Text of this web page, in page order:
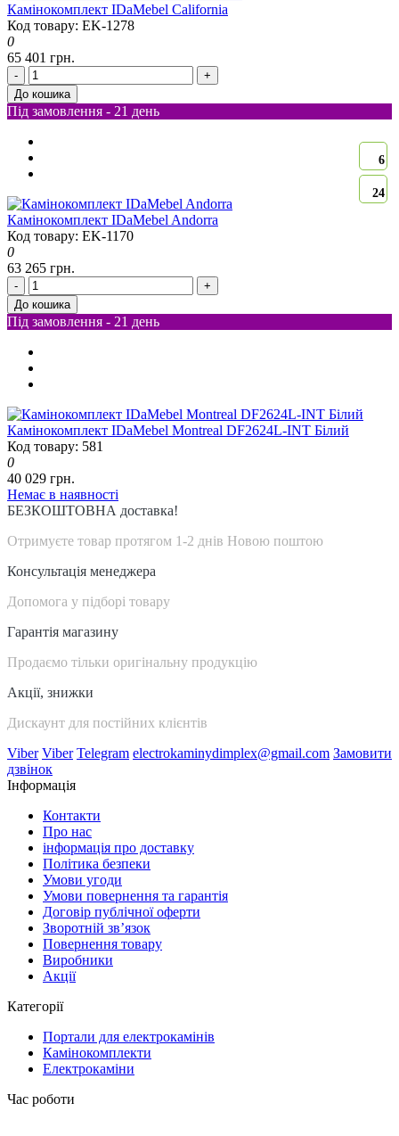
Камінокомплект IDaMebel California
Код товару: EK-1278
0
65 401 грн.
-
+
До кошика
Під замовлення - 21 день
6
24
Камінокомплект IDaMebel Andorra
Код товару: EK-1170
0
63 265 грн.
-
+
До кошика
Під замовлення - 21 день
Камінокомплект IDaMebel Montreal DF2624L-INT Білий
Код товару: 581
0
40 029 грн.
Немає в наявності
БЕЗКОШТОВНА доставка!
Отримуєте товар протягом 1-2 днів Новою поштою
Консультація менеджера
Допомога у підборі товару
Гарантія магазину
Продаємо тільки оригінальну продукцію
Акції, знижки
Дискаунт для постійних клієнтів
Viber Viber Telegram electrokaminydimplex@gmail.com Замовити
дзвінок
Інформація
Контакти
Про нас
інформація про доставку
Політика безпеки
Умови угоди
Умови повернення та гарантія
Договір публічної оферти
Зворотній зв’язок
Повернення товару
Виробники
Акції
Категорії
Портали для електрокамінів
Камінокомплекти
Електрокаміни
Час роботи